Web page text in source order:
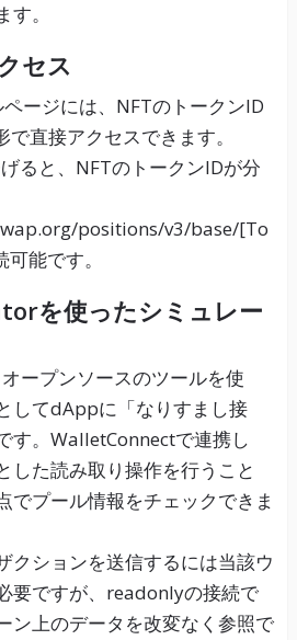
。
セス
ージには、NFTのトークンID
直接アクセスできます。
ると、NFTのトークンIDが分
positions/v3/base/[To
能です。
を使ったシミュレー
ープンソースのツールを使
してdAppに「なりすまし接
す。WalletConnectで連携し
した読み取り操作を行うこと
でプール情報をチェックできま
クションを送信するには当該ウ
要ですが、readonlyの接続で
ン上のデータを改変なく参照で